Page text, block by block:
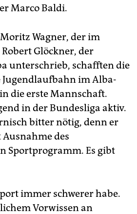
Marco Baldi.
Wagner, der im
Glöckner, der
unterschrieb, schafften die
Jugendlaufbahn im Alba-
die erste Mannschaft.
in der Bundesliga aktiv.
bitter nötig, denn er
des
Sportprogramm. Es gibt
immer schwerer habe.
Vorwissen an